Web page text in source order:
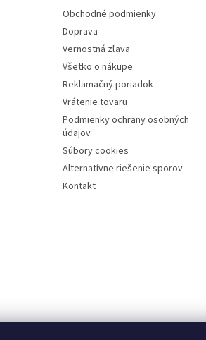
Obchodné podmienky
Doprava
Vernostná zľava
Všetko o nákupe
Reklamačný poriadok
Vrátenie tovaru
Podmienky ochrany osobných
údajov
Súbory cookies
Alternatívne riešenie sporov
Kontakt